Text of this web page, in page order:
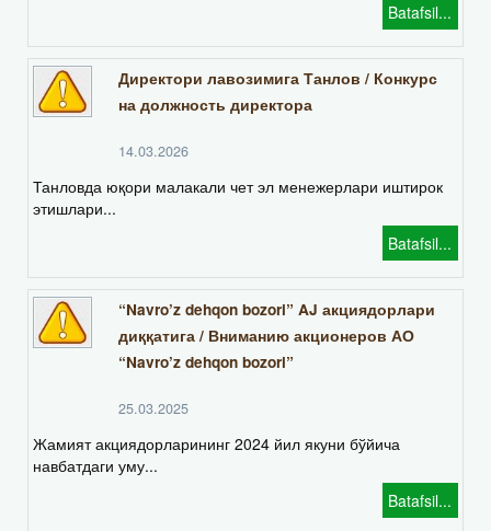
Batafsil...
Директори лавозимига Танлов / Конкурс
на должность директора
14.03.2026
Танловда юқори малакали чет эл менежерлари иштирок
этишлари...
Batafsil...
“Navro’z dehqon bozori” AJ акциядорлари
диққатига / Вниманию акционеров АО
“Navro’z dehqon bozori”
25.03.2025
Жамият акциядорларининг 2024 йил якуни бўйича
навбатдаги уму...
Batafsil...